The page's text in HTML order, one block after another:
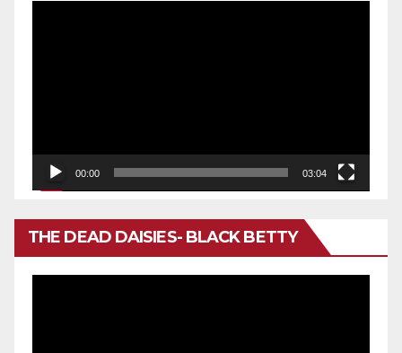
00:00 03:04
THE DEAD DAISIES- BLACK BETTY